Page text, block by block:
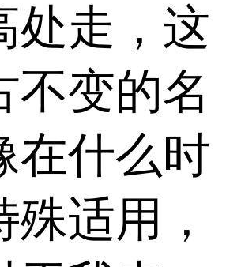
处走，这
不变的名
在什么时
适用，